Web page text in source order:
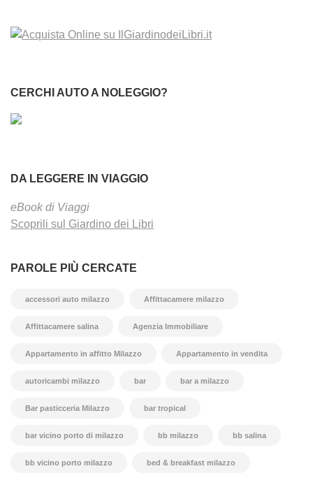
CERCHI AUTO A NOLEGGIO?
DA LEGGERE IN VIAGGIO
eBook di Viaggi
Scoprili sul Giardino dei Libri
PAROLE PIÙ CERCATE
accessori auto milazzo Affittacamere milazzo
Affittacamere salina Agenzia Immobiliare
Appartamento in affitto Milazzo Appartamento in vendita
autoricambi milazzo bar bar a milazzo
Bar pasticceria Milazzo bar tropical
bar vicino porto di milazzo bb milazzo bb salina
bb vicino porto milazzo bed & breakfast milazzo